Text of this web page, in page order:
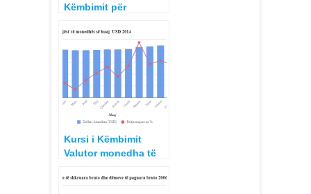
Këmbimit për
EURO, CHF, dhe USD
kundrejt Lekut 2010-
Kursi i Këmbimit
Valutor monedha të
2014